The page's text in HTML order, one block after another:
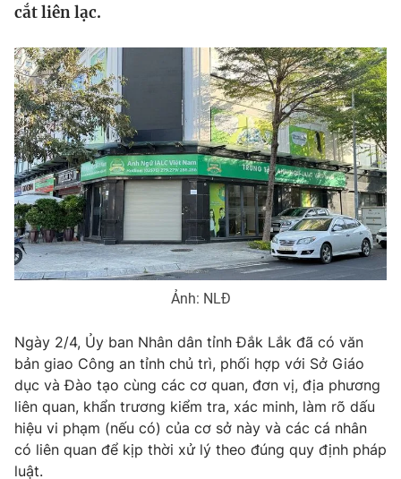
Tin tức
Thế giới đó đây
Câu chuyện quốc tế
Tài chính
Thị trường
Góc doanh nghiệp
Dữ liệu và đời sống
Truyền hình
Phim VTV
Hậu trường
Nhân vật
Khán giả
Giải trí
Điện ảnh
Âm nhạc
Đời sống
Du lịch
Chất lượng cuộc sống
Giáo dục
Học trực tuyến
Công nghệ
Hitech Công nghệ tương lai
Sản phẩm
Thị trường
Giao lưu trực tuyến
Lịch phát sóng
cắt liên lạc.
Ảnh: NLĐ
Ngày 2/4, Ủy ban Nhân dân tỉnh Đắk Lắk đã có văn
bản giao Công an tỉnh chủ trì, phối hợp với Sở Giáo
dục và Đào tạo cùng các cơ quan, đơn vị, địa phương
liên quan, khẩn trương kiểm tra, xác minh, làm rõ dấu
hiệu vi phạm (nếu có) của cơ sở này và các cá nhân
có liên quan để kịp thời xử lý theo đúng quy định pháp
luật.